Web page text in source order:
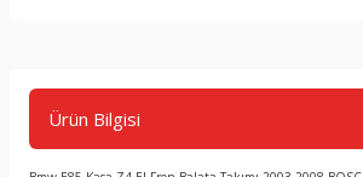
Ürün Bilgisi